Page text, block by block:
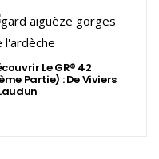
Le GR® 42
Partie) : De Viviers